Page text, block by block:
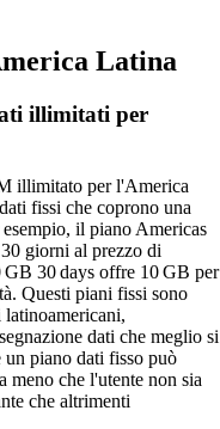
Latina
illimitati per
illimitato per l'America
fissi che coprono una
il piano Americas
giorni al prezzo di
30 days offre 10 GB per
Questi piani fissi sono
dati che meglio si
un piano dati fisso può
meno che l'utente non sia
che altrimenti